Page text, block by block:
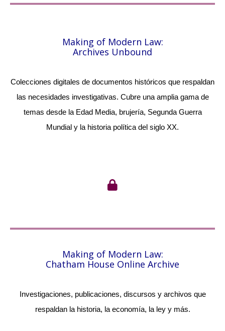
Making of Modern Law:
Archives Unbound
Colecciones digitales de documentos históricos que respaldan
las necesidades investigativas. Cubre una amplia gama de
temas desde la Edad Media, brujería, Segunda Guerra
Mundial y la historia política del siglo XX.
Making of Modern Law:
Chatham House Online Archive
Investigaciones, publicaciones, discursos y archivos que
respaldan la historia, la economía, la ley y más.